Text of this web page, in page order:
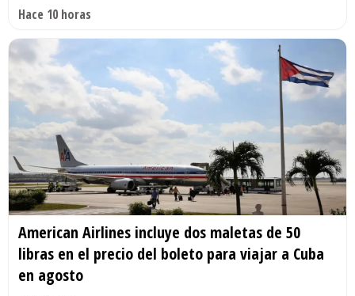
Hace 10 horas
American Airlines incluye dos maletas de 50
libras en el precio del boleto para viajar a Cuba
en agosto